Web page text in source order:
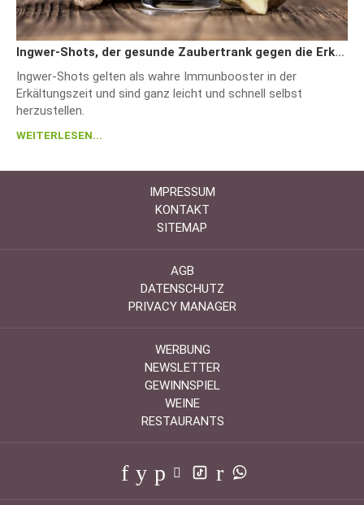
Ingwer-Shots, der gesunde Zaubertrank gegen die Erkältungswelle
Ingwer-Shots gelten als wahre Immunbooster in der
Erkältungszeit und sind ganz leicht und schnell selbst
herzustellen.
WEITERLESEN...
IMPRESSUM
KONTAKT
SITEMAP
AGB
DATENSCHUTZ
PRIVACY MANAGER
WERBUNG
NEWSLETTER
GEWINNSPIEL
WEINE
RESTAURANTS